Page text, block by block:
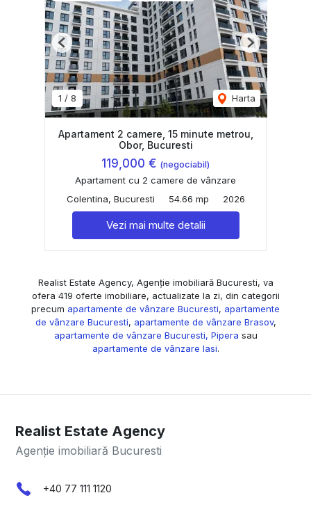
1 / 8 Harta
Previous Next
Apartament 2 camere, 15 minute metrou,
Obor, Bucuresti
119,000 € (negociabil)
Apartament cu 2 camere de vânzare
Colentina, Bucuresti
54.66 mp 2026
Vezi mai multe detalii
Realist Estate Agency, Agenție imobiliară Bucuresti, va
ofera 419 oferte imobiliare, actualizate la zi, din categorii
precum apartamente de vânzare Bucuresti, apartamente
de vânzare Bucuresti, apartamente de vânzare Brasov,
apartamente de vânzare Bucuresti, Pipera sau
apartamente de vânzare Iasi.
Realist Estate Agency
Agenție imobiliară Bucuresti
+40 77 111 1120